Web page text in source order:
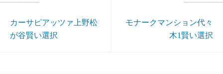
カーサピアッツァ上野松
が谷賢い選択
モナークマンション代々
木1賢い選択